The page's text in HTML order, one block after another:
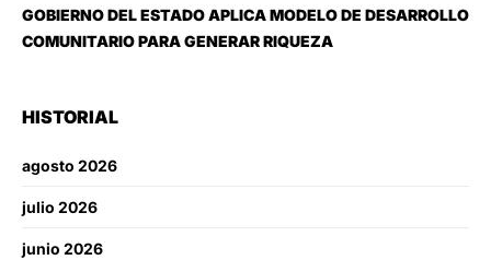
GOBIERNO DEL ESTADO APLICA MODELO DE DESARROLLO
COMUNITARIO PARA GENERAR RIQUEZA
HISTORIAL
agosto 2026
julio 2026
junio 2026